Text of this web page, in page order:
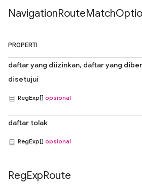
NavigationRouteMatch
PROPERTI
daftar yang diizinkan, daftar yang
disetujui
RegExp[] opsional
daftar tolak
RegExp[] opsional
RegExpRoute